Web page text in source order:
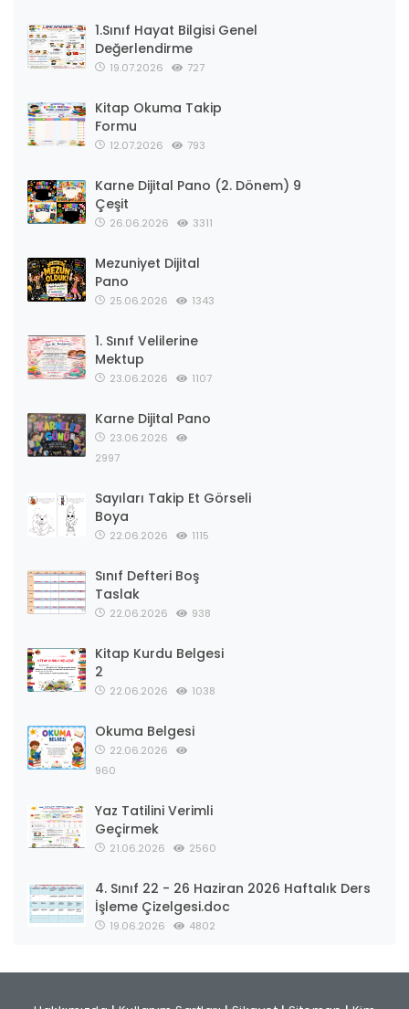
1.Sınıf Hayat Bilgisi Genel
Değerlendirme
19.07.2026 727
Kitap Okuma Takip
Formu
12.07.2026 793
Karne Dijital Pano (2. Dönem) 9
Çeşit
26.06.2026 3311
Mezuniyet Dijital
Pano
25.06.2026 1343
1. Sınıf Velilerine
Mektup
23.06.2026 1107
Karne Dijital Pano
23.06.2026
2997
Sayıları Takip Et Görseli
Boya
22.06.2026 1115
Sınıf Defteri Boş
Taslak
22.06.2026 938
Kitap Kurdu Belgesi
2
22.06.2026 1038
Okuma Belgesi
22.06.2026
960
Yaz Tatilini Verimli
Geçirmek
21.06.2026 2560
4. Sınıf 22 - 26 Haziran 2026 Haftalık Ders
İşleme Çizelgesi.doc
19.06.2026 4802